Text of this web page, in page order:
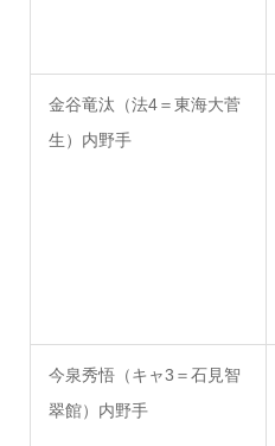
金谷竜汰（法4＝東海大菅
生）内野手
今泉秀悟（キャ3＝石見智
翠館）内野手